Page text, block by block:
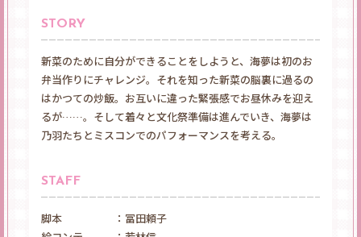
STORY
新菜のために自分ができることをしようと、海夢は初のお
弁当作りにチャレンジ。それを知った新菜の脳裏に過るの
はかつての炒飯。お互いに違った緊張感でお昼休みを迎え
るが……。そして着々と文化祭準備は進んでいき、海夢は
乃羽たちとミスコンでのパフォーマンスを考える。
STAFF
脚本
：冨田頼子